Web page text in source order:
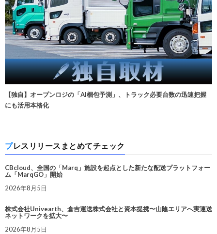
【独自】オープンロジの「AI梱包予測」、トラック必要台数の迅速把握
にも活用本格化
プレスリリースまとめてチェック
CBcloud、全国の「Marq」施設を起点とした新たな配送プラットフォー
ム「MarqGO」開始
2026年8月5日
株式会社Univearth、倉吉運送株式会社と資本提携〜山陰エリアへ実運送
ネットワークを拡大〜
2026年8月5日